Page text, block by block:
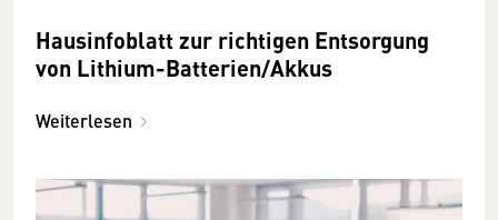
Hausinfoblatt zur richtigen Entsorgung
von Lithium-Batterien/Akkus
Weiterlesen